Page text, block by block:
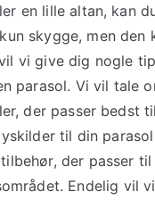
en lille altan, kan
skygge, men
vi give dig nogle
parasol. Vi vil tale
der passer bedst
til din
der passer
Endelig vil